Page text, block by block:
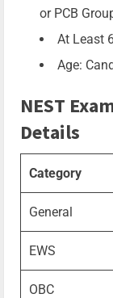
or PCB
At Least
Age:
NEST
Details
Category
General
EWS
OBC